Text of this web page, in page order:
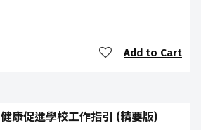
Add to Cart
健康促進學校工作指引 (精要版)